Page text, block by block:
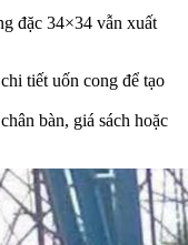
đặc 34×34 vẫn xuất
tiết uốn cong để tạo
bàn, giá sách hoặc